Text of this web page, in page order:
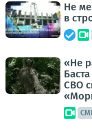
Не
в
«Не
СВО